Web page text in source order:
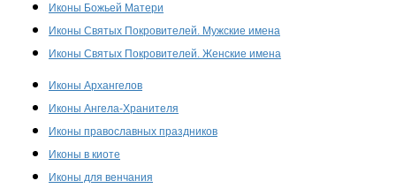
Иконы Божьей Матери
Иконы Святых Покровителей. Мужские имена
Иконы Святых Покровителей. Женские имена
Иконы Архангелов
Иконы Ангела-Хранителя
Иконы православных праздников
Иконы в киоте
Иконы для венчания